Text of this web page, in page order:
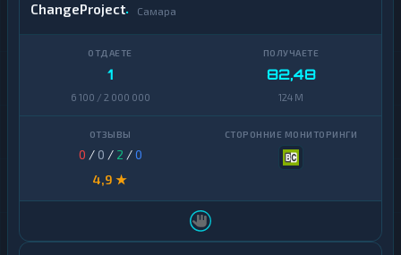
ChangeProject Самара
1
6 100 / 2 000 000
82,48
124 M
0 / 0 / 2 /0
4,9 ★